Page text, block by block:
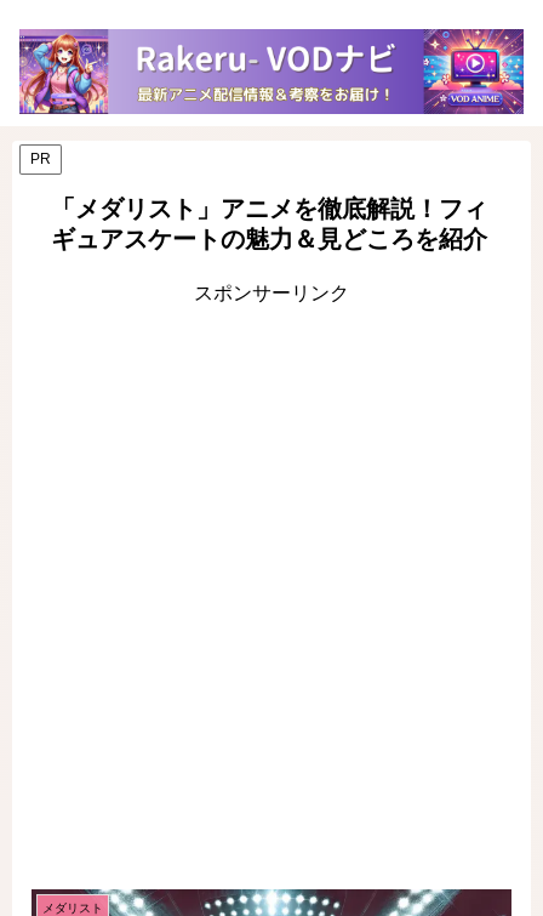
PR
「メダリスト」アニメを徹底解説！フィ
ギュアスケートの魅力＆見どころを紹介
スポンサーリンク
メダリスト